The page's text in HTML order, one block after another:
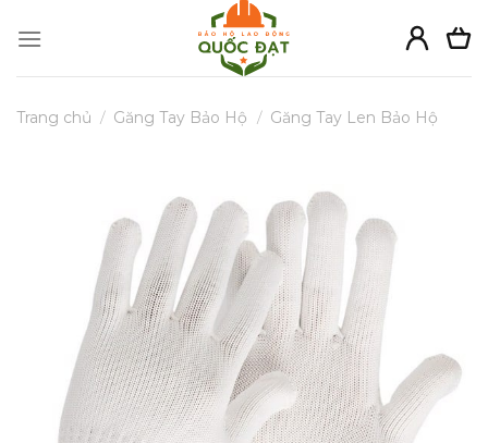
Trang chủ / Găng Tay Bảo Hộ / Găng Tay Len Bảo Hộ